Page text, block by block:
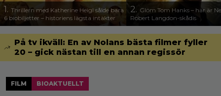
1. Thrillern med Katherine Heigl sålde bara
6 biobiljetter – historiens lägsta intäkter
2. Glöm Tom Hanks – här är
Robert Langdon-skådis
På tv ikväll: En av Nolans bästa filmer fyller
20 – gick nästan till en annan regissör
FILM BIOAKTUELLT